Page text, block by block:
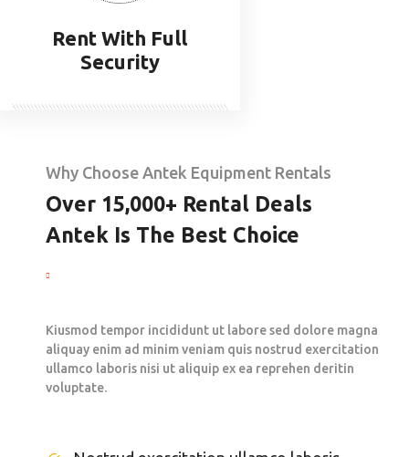
Rent With Full
Security
Why Choose Antek Equipment Rentals
Over 15,000+ Rental Deals
Antek Is The Best Choice
Kiusmod tempor incididunt ut labore sed dolore magna
aliquay enim ad minim veniam quis nostrud exercitation
ullamco laboris nisi ut aliquip ex ea reprehen deritin
voluptate.